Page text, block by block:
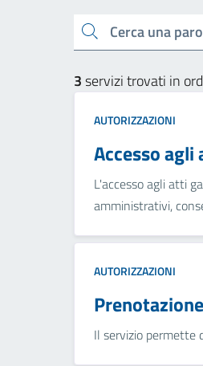
Cerca una parola chiave
3servizi trovati in
AUTORIZZAZIONI
Accesso agli
L'accesso agli atti
amministrativi,
AUTORIZZAZIONI
Il servizio permette